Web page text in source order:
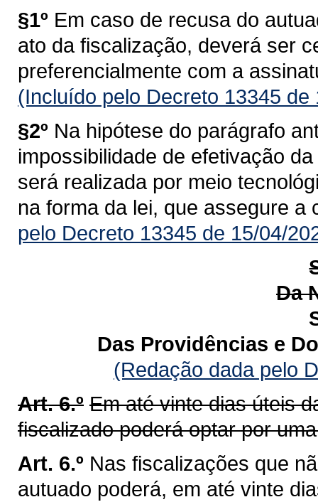
§1º Em caso de recusa do
ato da fiscalização, deverá ser
preferencialmente com a
(Incluído pelo Decreto 13345 de
§2º Na hipótese do parágrafo
impossibilidade de efetivação
será realizada por meio
na forma da lei, que assegure a
pelo Decreto 13345 de 15/04/
Da
Das Providências e
(Redação dada pelo
Art. 6.º Em até vinte dias úteis
fiscalizado poderá optar por
Art. 6.º Nas fiscalizações que
autuado poderá, em até vinte